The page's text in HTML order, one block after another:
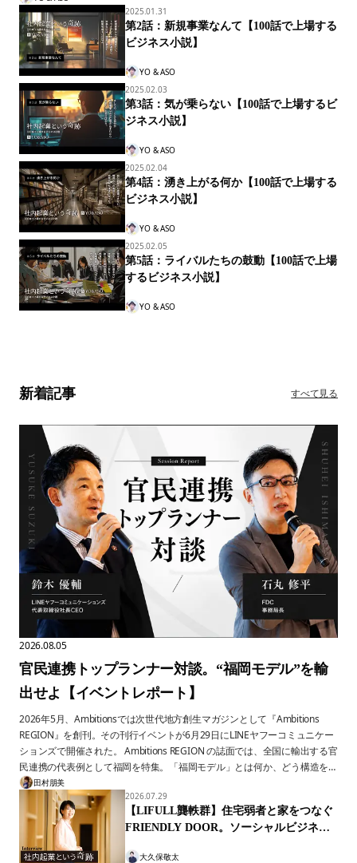
跡の物語だ。
YO & ASO
2025.01.31
ビジネス小説】
YO & ASO
2025.02.03
ジネス小説】
YO & ASO
2025.02.04
ビジネス小説】
YO & ASO
2025.02.05
第5話：ライバルたちの鼓動【100話で上場
するビジネス小説】
2026.08.05
官民連携トップランナー対談。“福岡モデル”を輸
出せよ【イベントレポート】
2026年5月、Ambitionsでは次世代地方創生マガジンとして『Ambitions
REGION』を創刊。その刊行イベントが6月29日にLINEヤフーコミュニケー
ションズで開催された。 Ambitions REGION の誌面では、全国に輸出する官
民連携の代表例として福岡を特集。「福岡モデル」とは何か、どう構造を理
解し、因数分解し、波及するか──。 イベントでは、その福岡モデルをさら
に深掘りすべく、特別セッション「福岡モデルを輸出せよ〜奇跡の官民連携
都市、そのすごみをメタ化する〜」を開催。本記事ではセッションで語られ
た内容をお届けする。
田村朋美
2026.07.29
FRIENDLY DOOR。ソーシャルビジネス